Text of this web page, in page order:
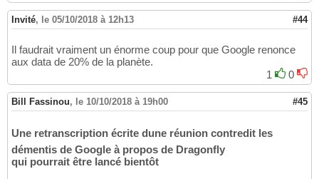
Invité, le 05/10/2018 à 12h13 #44
Il faudrait vraiment un énorme coup pour que Google renonce
aux data de 20% de la planète.
1
0
Bill Fassinou, le 10/10/2018 à 19h00 #45
Une retranscription écrite dune réunion contredit les
démentis de Google à propos de Dragonfly
qui pourrait être lancé bientôt